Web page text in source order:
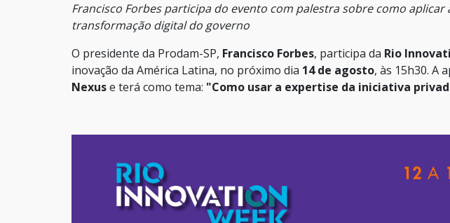
Francisco Forbes participa do evento com palestra sobre como
transformação digital do governo
O presidente da Prodam-SP, Francisco Forbes, participa da Rio
inovação da América Latina, no próximo dia 14 de agosto, às 15h30. A
Nexuse terá como tema: "Como usar a expertise da iniciativa